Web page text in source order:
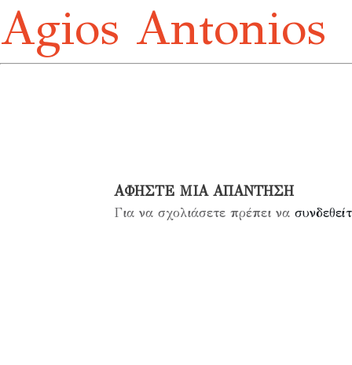
Agios Antonios
ΑΦΉΣΤΕ ΜΙΑ ΑΠΆΝΤΗΣΗ
Για να σχολιάσετε πρέπει να